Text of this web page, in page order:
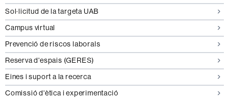
Sol·licitud de la targeta UAB
Campus virtual
Prevenció de riscos laborals
Reserva d'espais (GERES)
Eines i suport a la recerca
Comissió d'ètica i experimentació